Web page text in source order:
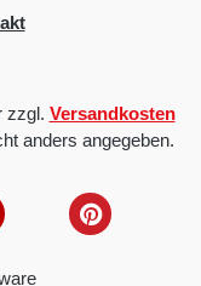
zzgl. Versandkosten
anders angegeben.